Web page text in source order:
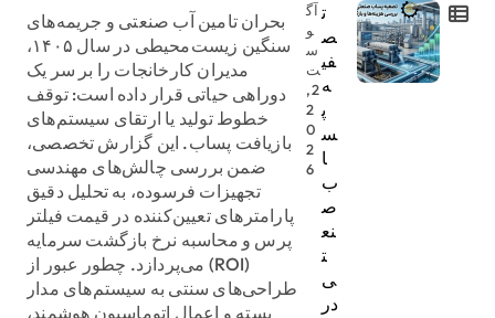
ت
ص
فی
ه
پ
س
ا
ب
ص
نع
ت
ی
در
آگ
و
س
ت
2,
2
0
2
6
بحران تامین آب صنعتی و جریمه‌های
سنگین زیست‌محیطی در سال ۱۴۰۵،
مدیران کارخانجات را بر سر یک
دوراهی حیاتی قرار داده است: توقف
خطوط تولید یا ارتقای سیستم‌های
بازیافت پساب. این گزارش تخصصی،
ضمن بررسی چالش‌های مهندسی
تجهیزات فرسوده، به تحلیل دقیق
پارامترهای تعیین‌کننده در قیمت فیلتر
پرس و محاسبه نرخ بازگشت سرمایه
(ROI) می‌پردازد. چطور عبور از
طراحی‌های سنتی به سیستم‌های مدار
بسته و اعمال اتوماسیون هوشمند،